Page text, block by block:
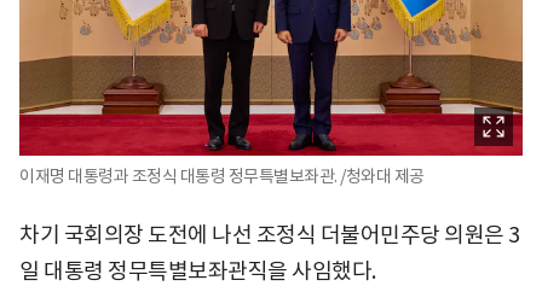
이재명 대통령과 조정식 대통령 정무특별보좌관. /청와대 제공
차기 국회의장 도전에 나선 조정식 더불어민주당 의원은 3
일 대통령 정무특별보좌관직을 사임했다.